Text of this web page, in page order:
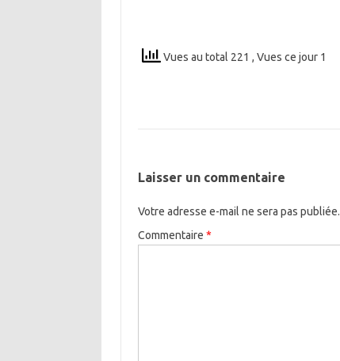
Vues au total 221 , Vues ce jour 1
Laisser un commentaire
Votre adresse e-mail ne sera pas publiée.
Commentaire *